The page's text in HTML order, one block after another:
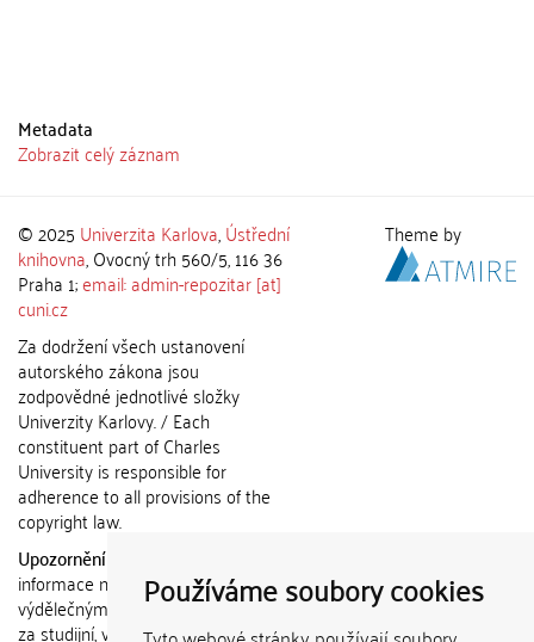
Používáme soubory cookies
Metadata
Zobrazit celý záznam
© 2025 Univerzita Karlova,Ústřední
knihovna, Ovocný trh 560/5, 116 36
Praha 1;email: admin-repozitar [at]
cuni.cz
Za dodržení všech ustanovení
autorského zákona jsou
zodpovědné jednotlivé složky
Univerzity Karlovy. / Each
constituent part of Charles
University is responsible for
adherence to all provisions of the
copyright law.
Upozornění / Notice:
informace nemohou být použity k
výdělečným účelům nebo vydávány
za studijní, vědeckou nebo jinou
Theme by